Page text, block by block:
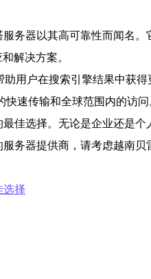
务器以其高可靠性而闻名
解决方案。
用户在搜索引擎结果中获
速传输和全球范围内的访问
佳选择。无论是企业还是
务器提供商，请考虑越南贝
选择